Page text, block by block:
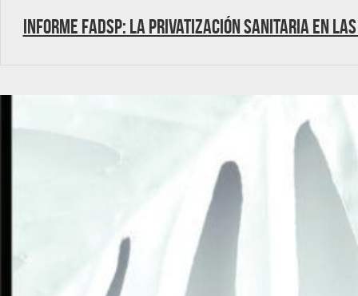
Informe FADSP: La privatización sanitaria en las